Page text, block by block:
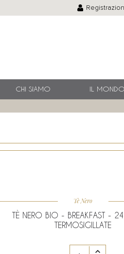
CHI SIAMO IL
Tè Nero
TÈ NERO BIO - BREAKFAST - 24
TERMOSIGILLATE